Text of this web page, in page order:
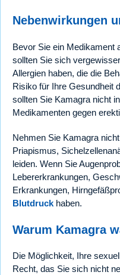
Nebenwirkungen
Bevor Sie ein Medikament
sollten Sie sich
Allergien haben, die die
Risiko für Ihre Gesundheit
sollten Sie Kamagra nicht
Medikamenten gegen
Nehmen Sie Kamagra
Priapismus,
leiden. Wenn Sie
Lebererkrankungen,
Erkrankungen,
Blutdruck haben.
Warum Kamagra
Die Möglichkeit, Ihre
Recht, das Sie sich nicht